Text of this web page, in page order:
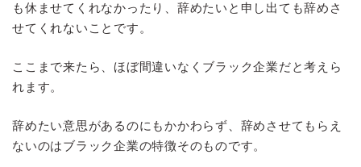
も休ませてくれなかったり、辞めたいと申し出ても辞めさ
せてくれないことです。
ここまで来たら、ほぼ間違いなくブラック企業だと考えら
れます。
辞めたい意思があるのにもかかわらず、辞めさせてもらえ
ないのはブラック企業の特徴そのものです。